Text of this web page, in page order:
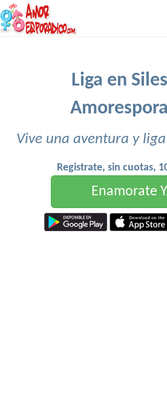
Liga en
Vive una aventura y
Registrate, sin cuotas,
Enamorate